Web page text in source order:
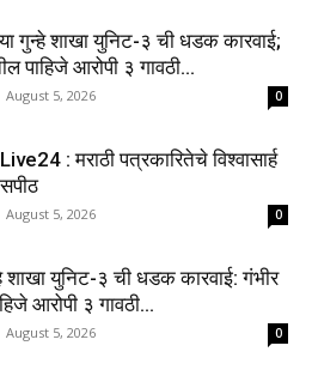
गुन्हे शाखा युनिट-३ ची धडक कारवाई;
पाहिजे आरोपी ३ गावठी...
August 5, 2026 0
: मराठी पत्रकारितेचे विश्वासार्ह
August 5, 2026 0
शाखा युनिट-३ ची धडक कारवाई: गंभीर
आरोपी ३ गावठी...
August 5, 2026 0